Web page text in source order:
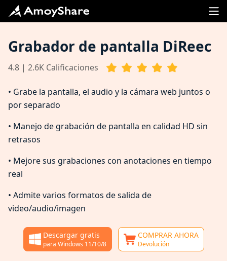
Grabador de pantalla DiReec
4.8 | 2.6K Calificaciones
• Grabe la pantalla, el audio y la cámara web juntos o
por separado
• Manejo de grabación de pantalla en calidad HD sin
retrasos
• Mejore sus grabaciones con anotaciones en tiempo
real
• Admite varios formatos de salida de
video/audio/imagen
Descargar gratis
para Windows 11/10/8
COMPRAR AHORA
Devolución